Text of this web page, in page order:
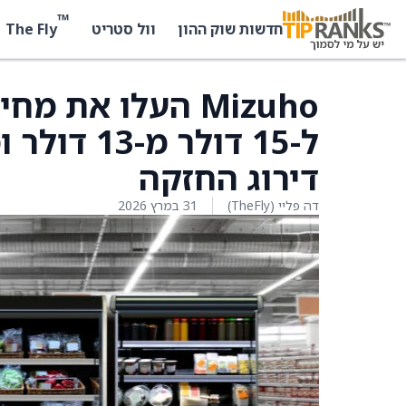
חדשות שוק ההון וול סטריט ™
The Fly
ל-15
דירוג החזקה
דה פליי (TheFly) 31 במרץ 2026